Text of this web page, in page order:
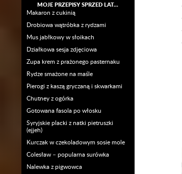
MOJE PRZEPISY SPRZED LAT…
Makaron z cukinią
Drobiowa wątróbka z rydzami
Mus jabłkowy w słoikach
Działkowa sesja zdjęciowa
Zupa krem z prażonego pasternaku
Rydze smażone na maśle
Pierogi z kaszą gryczaną i skwarkami
Chutney z ogórka
Gotowana fasola po włosku
Syryjskie placki z natki pietruszki
(ejjeh)
Kurczak w czekoladowym sosie mole
Colesław – popularna surówka
Nalewka z pigwowca